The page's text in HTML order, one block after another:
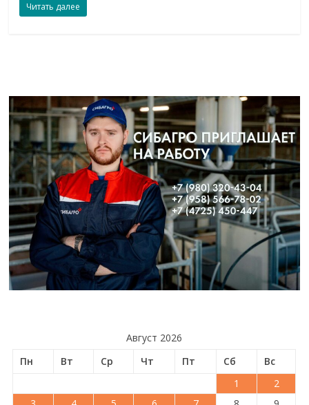
Читать далее
Август 2026
Пн
Вт Ср Чт Пт Сб
Вс
1
2